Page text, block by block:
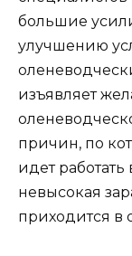
большие
улучшению
изъявляет
причин, по
идет работать
невысокая
приходится в